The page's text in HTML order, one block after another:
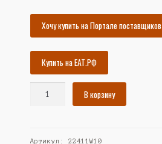
13260₽.
Хочу купить на Портале поставщиков
Купить на ЕАТ.РФ
№128,
В корзину
Артикул: 22411W10